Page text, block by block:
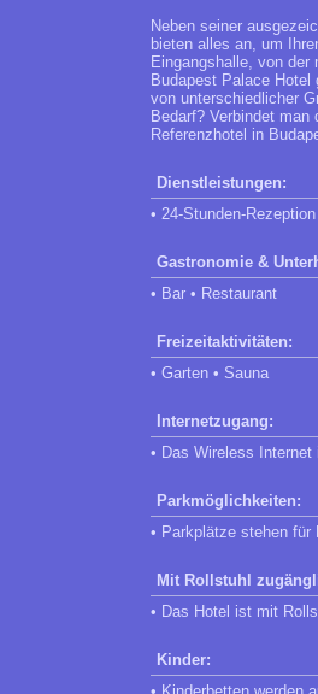
Neben seiner
bieten alles an, um
Eingangshalle, von
Budapest Palace
von unterschiedlicher
Bedarf? Verbindet
Referenzhotel in
Dienstleistungen:
• 24-Stunden-
Gastronomie &
• Bar • Restaurant
Freizeitaktivitäten:
• Garten • Sauna
Internetzugang:
• Das Wireless
Parkmöglichkeiten:
• Parkplätze stehen
Mit Rollstuhl
• Das Hotel ist mit
Kinder: